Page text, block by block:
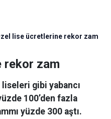
lise ücretlerine rekor zam
rekor zam
liseleri gibi yabancı
100’den fazla
yüzde 300 aştı.